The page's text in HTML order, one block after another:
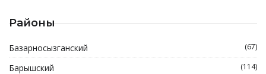
Районы
Базарносызганский (67)
Барышский (114)